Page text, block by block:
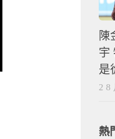
陳
宇
是
2 8
熱